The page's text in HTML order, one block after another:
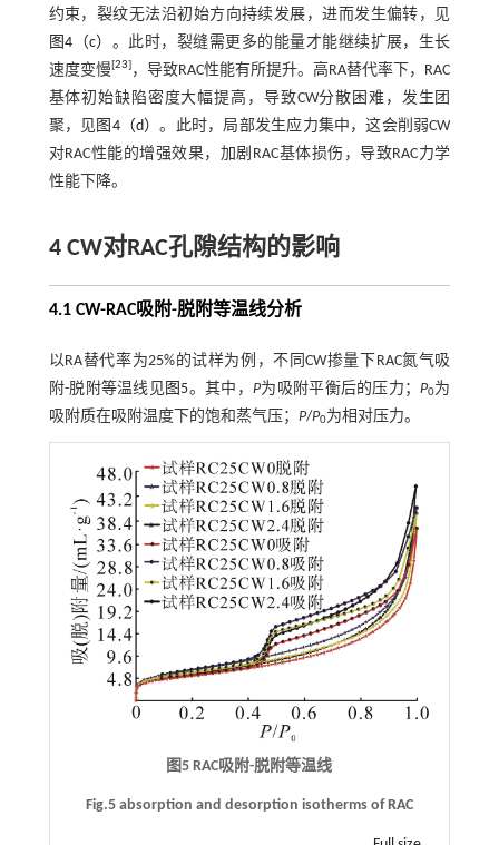
约束，裂纹无法沿初始方向持续发展，进而发生偏转，见
图4（c） 。此时，裂缝需更多的能量才能继续扩展，生长
速度变慢 23 ，导致RAC性能有所提升。高RA替代率下，RAC
基体初始缺陷密度大幅提高，导致CW分散困难，发生团
聚，见图4（d）。此时，局部发生应力集中，这会削弱CW
对RAC性能的增强效果，加剧RAC基体损伤，导致RAC力学
性能下降。
4 CW对RAC孔隙结构的影响
4.1 CW-RAC吸附-脱附等温线分析
以RA替代率为25%的试样为例，不同CW掺量下RAC氮气吸
附-脱附等温线见图5。其中， P为吸附平衡后的压力；P0为
吸附质在吸附温度下的饱和蒸气压； P/P0为相对压力。
图5 RAC吸附-脱附等温线
Fig.5 absorption and desorption isotherms of RAC